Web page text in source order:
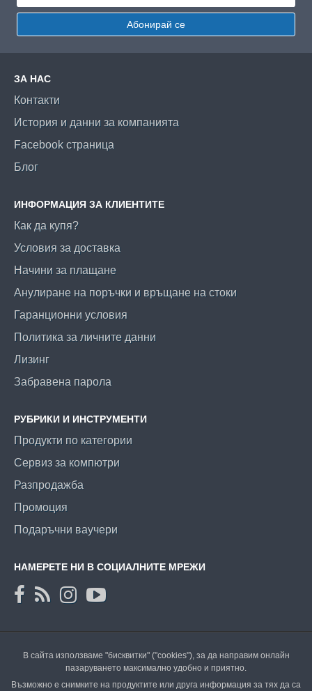
Абонирай се
ЗА НАС
Контакти
История и данни за компанията
Facebook страница
Блог
ИНФОРМАЦИЯ ЗА КЛИЕНТИТЕ
Как да купя?
Условия за доставка
Начини за плащане
Анулиране на поръчки и връщане на стоки
Гаранционни условия
Политика за личните данни
Лизинг
Забравена парола
РУБРИКИ И ИНСТРУМЕНТИ
Продукти по категории
Сервиз за компютри
Разпродажба
Промоция
Подаръчни ваучери
НАМЕРЕТЕ НИ В СОЦИАЛНИТЕ МРЕЖИ
В сайта използваме "бисквитки" ("cookies"), за да направим онлайн
пазаруването максимално удобно и приятно.
Възможно е снимките на продуктите или друга информация за тях да са